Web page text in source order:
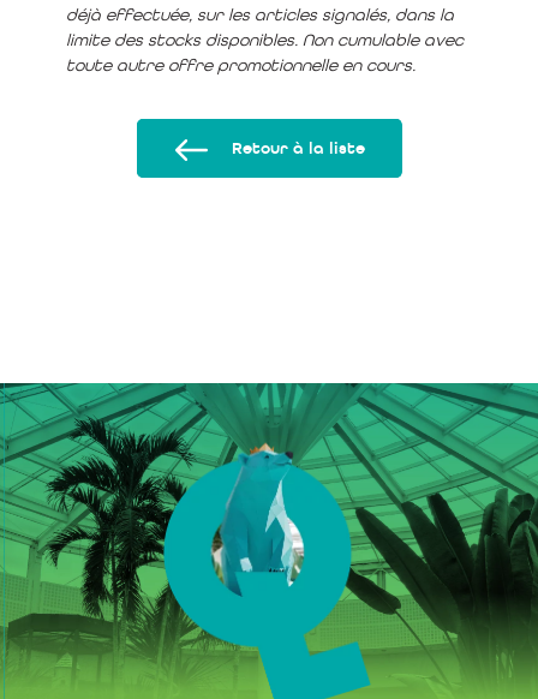
déjà effectuée, sur les articles signalés, dans la
limite des stocks disponibles. Non cumulable avec
toute autre offre promotionnelle en cours.
Retour à la liste